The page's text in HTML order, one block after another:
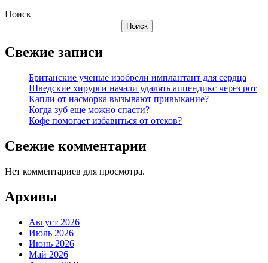
Поиск
Поиск
Свежие записи
Британские ученые изобрели имплантант для сердца
Шведские хирурги начали удалять аппендикс через рот
Капли от насморка вызывают привыкание?
Когда зуб еще можно спасти?
Кофе помогает избавиться от отеков?
Свежие комментарии
Нет комментариев для просмотра.
Архивы
Август 2026
Июль 2026
Июнь 2026
Май 2026